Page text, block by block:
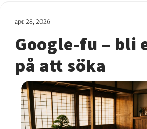
apr 28, 2026
Google-fu – bli
på att söka